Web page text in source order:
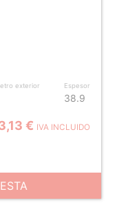
exterior Espesor
38.9
€ IVA INCLUIDO